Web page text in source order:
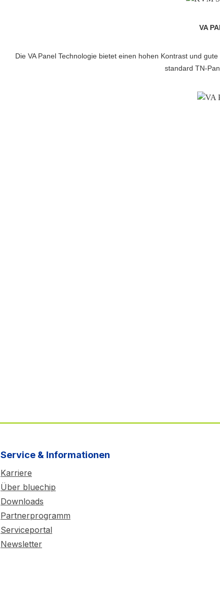
VA
Die VA Panel Technologie bietet einen hohen Kontrast und
standard TN-
Service & Informationen
Karriere
Über bluechip
Downloads
Partnerprogramm
Serviceportal
Newsletter